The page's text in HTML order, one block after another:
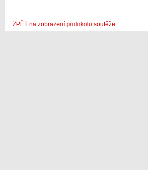
ZPĚT na zobrazení protokolu soutěže